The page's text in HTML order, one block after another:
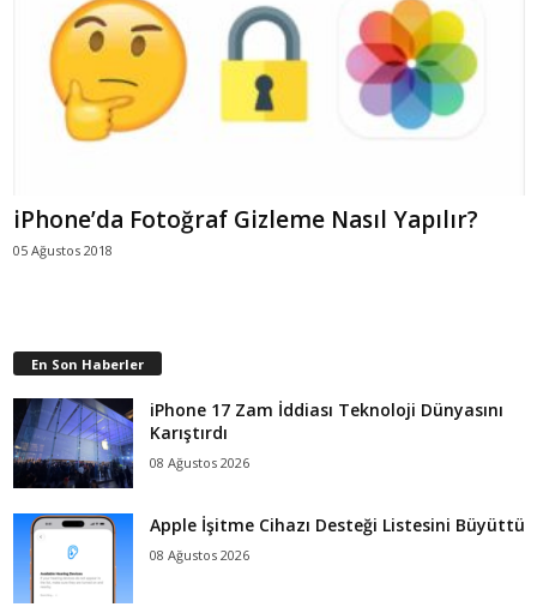
iPhone’da Fotoğraf Gizleme Nasıl Yapılır?
05 Ağustos 2018
En Son Haberler
iPhone 17 Zam İddiası Teknoloji Dünyasını
Karıştırdı
08 Ağustos 2026
Apple İşitme Cihazı Desteği Listesini Büyüttü
08 Ağustos 2026